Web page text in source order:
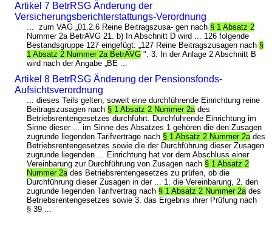
Artikel 7 BetrRSG Änderung der
Versicherungsberichterstattungs-Verordnung
... zum VAG „01.2.6 Reine Beitragszusa- gen nach § 1 Absatz 2
Nummer 2a BetrAVG 21. b) In Abschnitt D wird ... 126 folgende
Bestandsgruppe 127 eingefügt: „127 Reine Beitragszusagen nach §
1 Absatz 2 Nummer 2a BetrAVG ". 3. In der Anlage 2 Abschnitt B
wird nach der Angabe „BE ...
Artikel 8 BetrRSG Änderung der Pensionsfonds-
Aufsichtsverordnung
... dieses Teils gelten, soweit eine durchführende Einrichtung reine
Beitragszusagen nach § 1 Absatz 2 Nummer 2ades
Betriebsrentengesetzes durchführt. Durchführende Einrichtung im
Sinne dieser ... im Sinne des Absatzes 1 gehören die den Zusagen
zugrunde liegenden Tarifverträge nach § 1 Absatz 2 Nummer 2ades
Betriebsrentengesetzes sowie die der Durchführung dieser Zusagen
zugrunde liegenden ... Einrichtung hat vor dem Abschluss einer
Vereinbarung zur Durchführung von Zusagen nach § 1 Absatz 2
Nummer 2ades Betriebsrentengesetzes zu prüfen, ob die
Durchführung dieser Zusagen in der ... 1. die Vereinbarung, 2. den
zugrunde liegenden Tarifvertrag nach § 1 Absatz 2 Nummer 2ades
Betriebsrentengesetzes sowie 3. das Ergebnis ihrer Prüfung nach
§ 39 ...